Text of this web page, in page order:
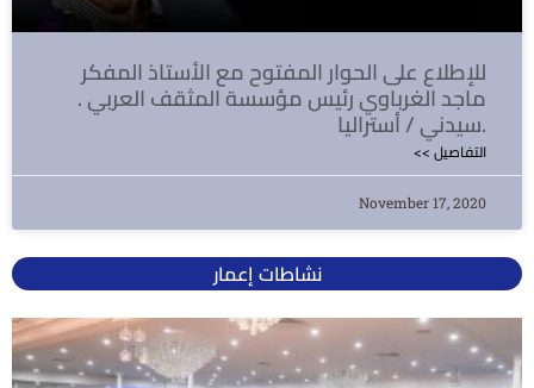
للإطلاع على الحوار المفتوح مع الأستاذ المفكر
ماجد الغرباوي رئيس مؤسسة المثقف العربي .
سيدني / أستراليا.
<< التفاصيل
November 17, 2020
نشاطات إعمار